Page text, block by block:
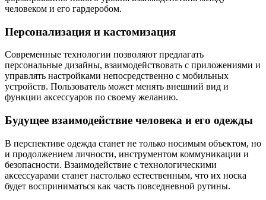
человеком и его гардеробом.
Персонализация и кастомизация
Современные технологии позволяют предлагать
персональные дизайны, взаимодействовать с приложениями и
управлять настройками непосредственно с мобильных
устройств. Пользователь может менять внешний вид и
функции аксессуаров по своему желанию.
Будущее взаимодействие человека и его одежды
В перспективе одежда станет не только носимым объектом, но
и продолжением личности, инструментом коммуникации и
безопасности. Взаимодействие с технологическими
аксессуарами станет настолько естественным, что их носка
будет восприниматься как часть повседневной рутины.